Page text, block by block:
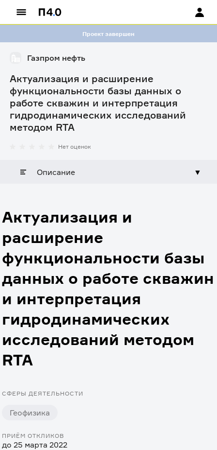
Проект завершен
Газпром нефть
Актуализация и расширение
функциональности базы данных о
работе скважин и интерпретация
гидродинамических исследований
методом RTA
Нет оценок
Описание ▼
Актуализация и
расширение
функциональности базы
данных о работе скважин
и интерпретация
гидродинамических
исследований методом
RTA
СФЕРЫ ДЕЯТЕЛЬНОСТИ
Геофизика
ПРИЁМ ОТКЛИКОВ
до 25 марта 2022